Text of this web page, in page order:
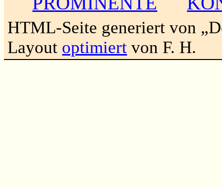
HTML-Seite generiert von
Layout optimiert von F. H.